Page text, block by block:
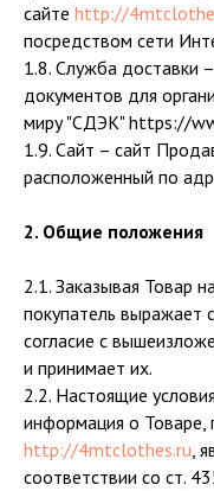
сайте http://
посредством сети
1.8. Служба доставки
документов для
миру "СДЭК" https://
1.9. Сайт – сайт
расположенный по
2. Общие положения
2.1. Заказывая Товар
покупатель выражает
согласие с
и принимает их.
2.2. Настоящие
информация о Товаре,
http://4mtclothes.ru,
соответствии со ст.